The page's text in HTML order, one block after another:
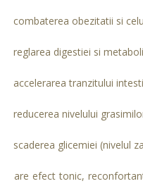
combaterea obezitatii si
reglarea digestiei si
accelerarea tranzitului
reducerea nivelului
scaderea glicemiei (nivelul
are efect tonic,